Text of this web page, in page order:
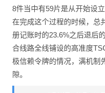
8件当中有59片是从开始设
在完成这个过程的时候，总
册记账时的23.6%之后退后
合线路全线铺设的高准度
极信赖令牌的情况，满机制
隙。